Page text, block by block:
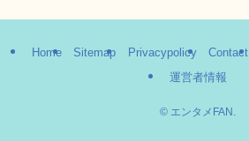
Home Sitemap Privacypolicy Contact
運営者情報
© エンタメFAN.